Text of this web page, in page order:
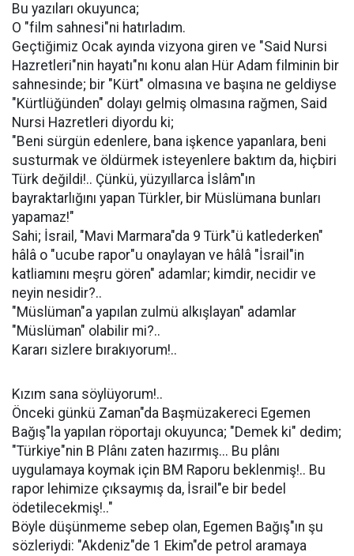
Bu yazıları okuyunca;
O "film sahnesi"ni hatırladım.
Geçtiğimiz Ocak ayında vizyona giren ve "Said Nursi
Hazretleri"nin hayatı"nı konu alan Hür Adam filminin bir
sahnesinde; bir "Kürt" olmasına ve başına ne geldiyse
"Kürtlüğünden" dolayı gelmiş olmasına rağmen, Said
Nursi Hazretleri diyordu ki;
"Beni sürgün edenlere, bana işkence yapanlara, beni
susturmak ve öldürmek isteyenlere baktım da, hiçbiri
Türk değildi!.. Çünkü, yüzyıllarca İslâm"ın
bayraktarlığını yapan Türkler, bir Müslümana bunları
yapamaz!"
Sahi; İsrail, "Mavi Marmara"da 9 Türk"ü katlederken"
hâlâ o "ucube rapor"u onaylayan ve hâlâ "İsrail"in
katliamını meşru gören" adamlar; kimdir, necidir ve
neyin nesidir?..
"Müslüman"a yapılan zulmü alkışlayan" adamlar
"Müslüman" olabilir mi?..
Kararı sizlere bırakıyorum!..
Kızım sana söylüyorum!..
Önceki günkü Zaman"da Başmüzakereci Egemen
Bağış"la yapılan röportajı okuyunca; "Demek ki" dedim;
"Türkiye"nin B Plânı zaten hazırmış... Bu plânı
uygulamaya koymak için BM Raporu beklenmiş!.. Bu
rapor lehimize çıksaymış da, İsrail"e bir bedel
ödetilecekmiş!.."
Böyle düşünmeme sebep olan, Egemen Bağış"ın şu
sözleriydi: "Akdeniz"de 1 Ekim"de petrol aramaya